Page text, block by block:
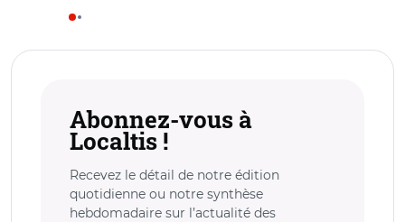
Abonnez-vous à
Localtis !
Recevez le détail de notre édition
quotidienne ou notre synthèse
hebdomadaire sur l’actualité des